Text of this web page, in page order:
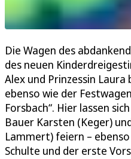
Die Wagen des
des neuen
Alex und Prinzessin
ebenso wie der
Forsbach“. Hier lassen
Bauer Karsten (Keger)
Lammert) feiern –
Schulte und der erste